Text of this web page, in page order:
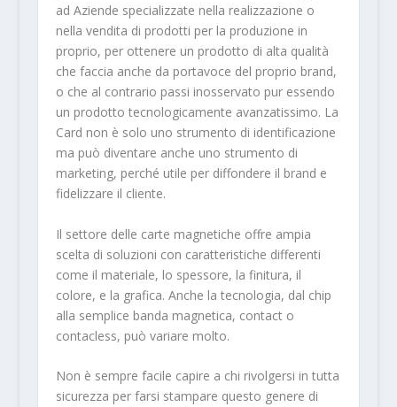
ad Aziende specializzate nella realizzazione o
nella vendita di prodotti per la produzione in
proprio, per ottenere un prodotto di alta qualità
che faccia anche da portavoce del proprio brand,
o che al contrario passi inosservato pur essendo
un prodotto tecnologicamente avanzatissimo. La
Card non è solo uno strumento di identificazione
ma può diventare anche uno strumento di
marketing, perché utile per diffondere il brand e
fidelizzare il cliente.
Il settore delle carte magnetiche offre ampia
scelta di soluzioni con caratteristiche differenti
come il materiale, lo spessore, la finitura, il
colore, e la grafica. Anche la tecnologia, dal chip
alla semplice banda magnetica, contact o
contacless, può variare molto.
Non è sempre facile capire a chi rivolgersi in tutta
sicurezza per farsi stampare questo genere di